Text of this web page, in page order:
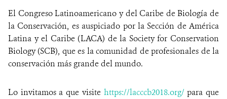
El CongresoLatinoamericano y del Caribe de Biología de
la Conservación, es auspiciado por la Sección de América
Latina y el Caribe (LACA) de la Society for Conservation
Biology (SCB), que es la comunidad de profesionales de la
conservación más grande del mundo.
Lo invitamos a que visite https://lacccb2018.org/ para que